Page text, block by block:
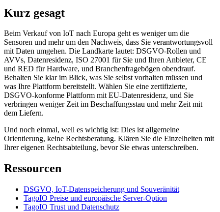
Kurz gesagt
Beim Verkauf von IoT nach Europa geht es weniger um die
Sensoren und mehr um den Nachweis, dass Sie verantwortungsvoll
mit Daten umgehen. Die Landkarte lautet: DSGVO-Rollen und
AVVs, Datenresidenz, ISO 27001 für Sie und Ihren Anbieter, CE
und RED für Hardware, und Branchenfragebögen obendrauf.
Behalten Sie klar im Blick, was Sie selbst vorhalten müssen und
was Ihre Plattform bereitstellt. Wählen Sie eine zertifizierte,
DSGVO-konforme Plattform mit EU-Datenresidenz, und Sie
verbringen weniger Zeit im Beschaffungsstau und mehr Zeit mit
dem Liefern.
Und noch einmal, weil es wichtig ist: Dies ist allgemeine
Orientierung, keine Rechtsberatung. Klären Sie die Einzelheiten mit
Ihrer eigenen Rechtsabteilung, bevor Sie etwas unterschreiben.
Ressourcen
DSGVO, IoT-Datenspeicherung und Souveränität
TagoIO Preise und europäische Server-Option
TagoIO Trust und Datenschutz